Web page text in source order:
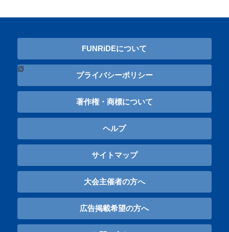
FUNRiDEについて
プライバシーポリシー
著作権・商標について
ヘルプ
サイトマップ
大会主催者の方へ
広告掲載希望の方へ